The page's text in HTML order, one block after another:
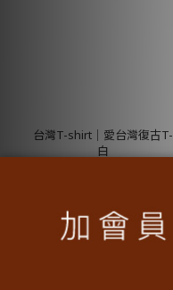
台灣T-shirt│愛台灣復古T-
白